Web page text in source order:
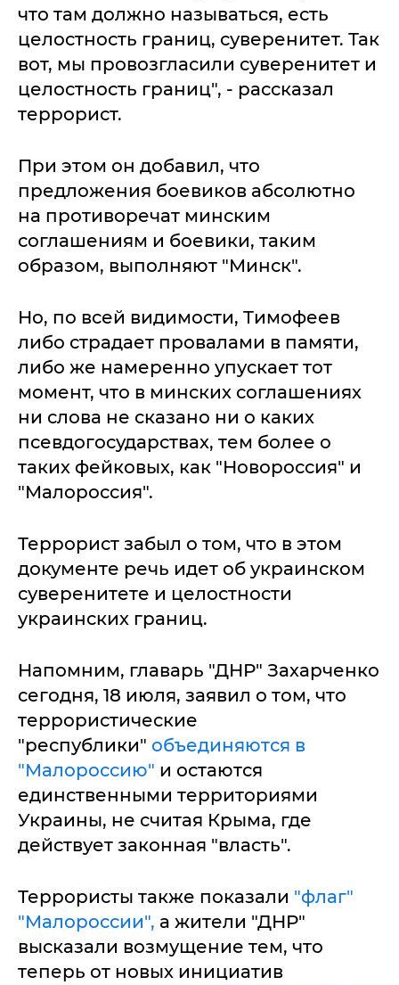
что там должно называться, есть
целостность границ, суверенитет. Так
вот, мы провозгласили суверенитет и
целостность границ", - рассказал
террорист.
При этом он добавил, что
предложения боевиков абсолютно
на противоречат минским
соглашениям и боевики, таким
образом, выполняют "Минск".
Но, по всей видимости, Тимофеев
либо страдает провалами в памяти,
либо же намеренно упускает тот
момент, что в минских соглашениях
ни слова не сказано ни о каких
псевдогосударствах, тем более о
таких фейковых, как "Новороссия" и
"Малороссия".
Террорист забыл о том, что в этом
документе речь идет об украинском
суверенитете и целостности
украинских границ.
Напомним, главарь "ДНР" Захарченко
сегодня, 18 июля, заявил о том, что
террористические
"республики" объединяются в
"Малороссию" и остаются
единственными территориями
Украины, не считая Крыма, где
действует законная "власть".
Террористы также показали "флаг"
"Малороссии", а жители "ДНР"
высказали возмущение тем, что
теперь от новых инициатив